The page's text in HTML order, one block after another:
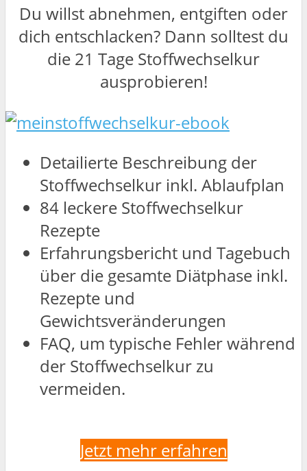
Du willst abnehmen, entgiften oder
dich entschlacken? Dann solltest du
die 21 Tage Stoffwechselkur
ausprobieren!
Detailierte Beschreibung der
Stoffwechselkur inkl. Ablaufplan
84 leckere Stoffwechselkur
Rezepte
Erfahrungsbericht und Tagebuch
über die gesamte Diätphase inkl.
Rezepte und
Gewichtsveränderungen
FAQ, um typische Fehler während
der Stoffwechselkur zu
vermeiden.
Jetzt mehr erfahren